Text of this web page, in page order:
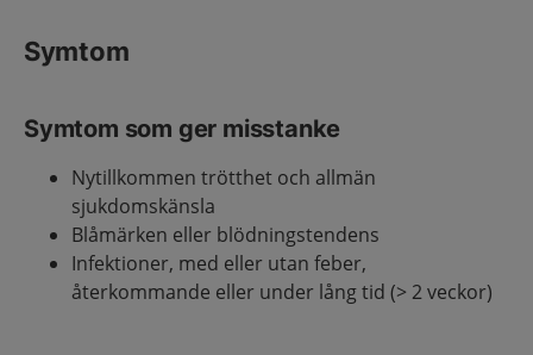
Symtom
Symtom som ger misstanke
Nytillkommen trötthet och allmän
sjukdomskänsla
Blåmärken eller blödningstendens
Infektioner, med eller utan feber,
återkommande eller under lång tid (> 2 veckor)